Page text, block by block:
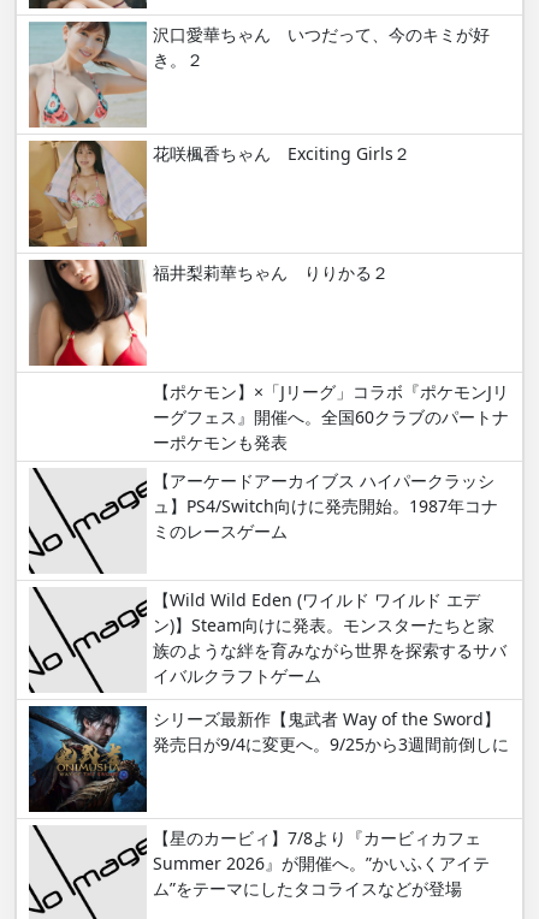
沢口愛華ちゃん いつだって、今のキミが好
き。２
花咲楓香ちゃん Exciting Girls２
福井梨莉華ちゃん りりかる２
【ポケモン】×「Jリーグ」コラボ『ポケモンJリ
ーグフェス』開催へ。全国60クラブのパートナ
ーポケモンも発表
【アーケードアーカイブス ハイパークラッシ
ュ】PS4/Switch向けに発売開始。1987年コナ
ミのレースゲーム
【Wild Wild Eden (ワイルド ワイルド エデ
ン)】Steam向けに発表。モンスターたちと家
族のような絆を育みながら世界を探索するサバ
イバルクラフトゲーム
シリーズ最新作【鬼武者 Way of the Sword】
発売日が9/4に変更へ。9/25から3週間前倒しに
【星のカービィ】7/8より『カービィカフェ
Summer 2026』が開催へ。”かいふくアイテ
ム”をテーマにしたタコライスなどが登場